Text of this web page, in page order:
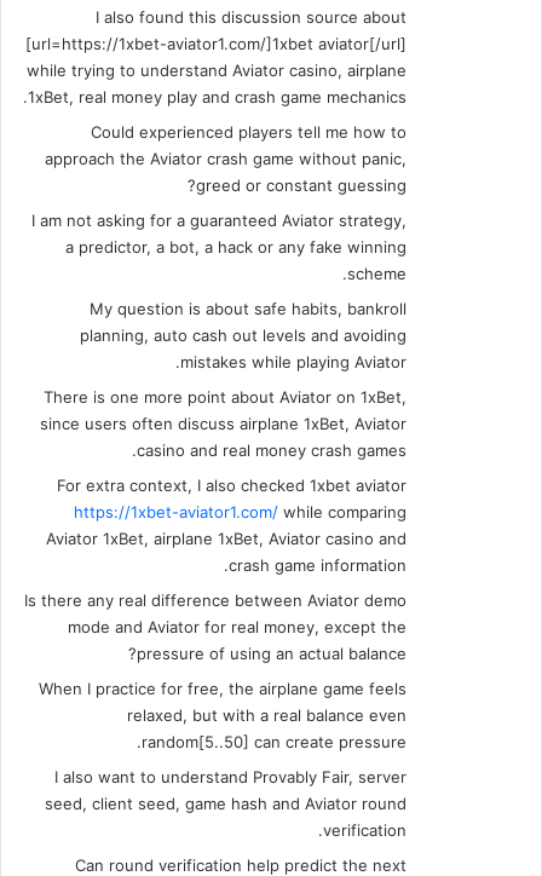
I also found this discussion source about
[url=https://1xbet-aviator1.com/]1xbet aviator[/url]
while trying to understand Aviator casino, airplane
1xBet, real money play and crash game mechanics.
Could experienced players tell me how to
approach the Aviator crash game without panic,
greed or constant guessing?
I am not asking for a guaranteed Aviator strategy,
a predictor, a bot, a hack or any fake winning
scheme.
My question is about safe habits, bankroll
planning, auto cash out levels and avoiding
mistakes while playing Aviator.
There is one more point about Aviator on 1xBet,
since users often discuss airplane 1xBet, Aviator
casino and real money crash games.
For extra context, I also checked 1xbet aviator
https://1xbet-aviator1.com/ while comparing
Aviator 1xBet, airplane 1xBet, Aviator casino and
crash game information.
Is there any real difference between Aviator demo
mode and Aviator for real money, except the
pressure of using an actual balance?
When I practice for free, the airplane game feels
relaxed, but with a real balance even
random[5..50] can create pressure.
I also want to understand Provably Fair, server
seed, client seed, game hash and Aviator round
verification.
Can round verification help predict the next